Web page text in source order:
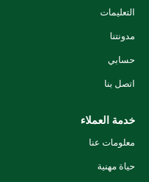
التعليمات
مدونتنا
حسابي
اتصل بنا
خدمة العملاء
معلومات عنا
حياة مهنية